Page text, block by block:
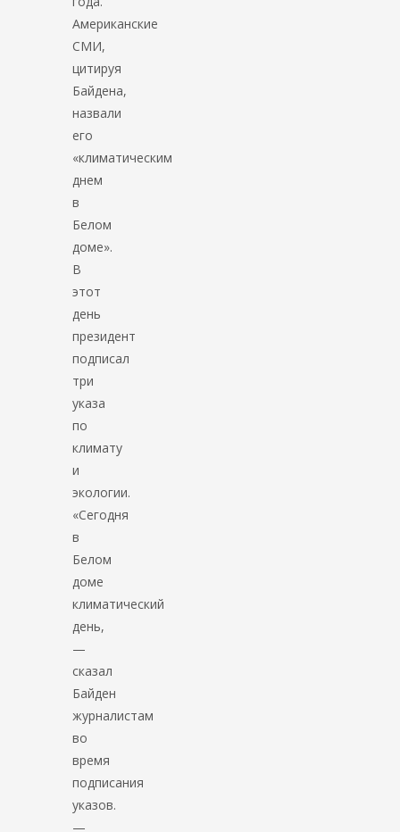
Американские
СМИ,
цитируя
Байдена,
назвали
его
«климатическим
днем
в
Белом
доме».
В
этот
день
президент
подписал
три
указа
по
климату
и
экологии.
«Сегодня
в
Белом
доме
климатический
день,
—
сказал
Байден
журналистам
во
время
подписания
указов.
—